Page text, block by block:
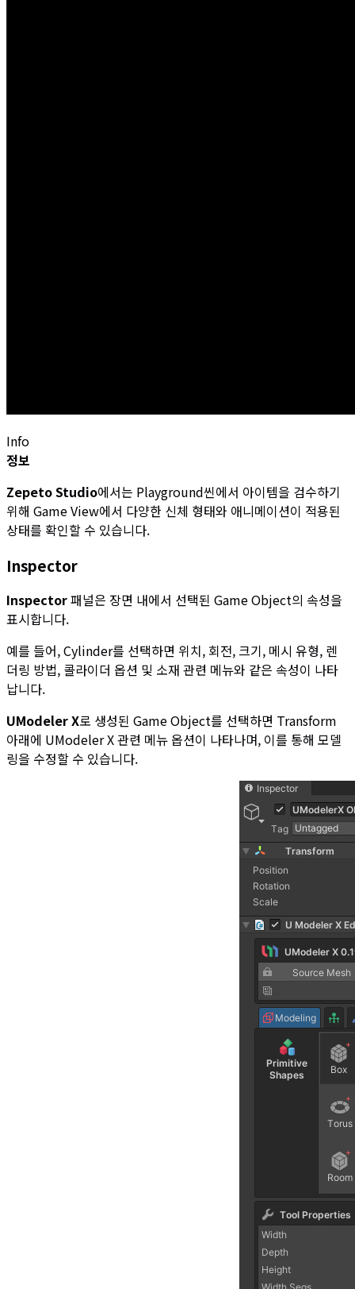
Info
정보
Zepeto Studio에서는 Playground씬에서 아이템을 검수하기
위해 Game View에서 다양한 신체 형태와 애니메이션이 적용된
상태를 확인할 수 있습니다.
Inspector
Inspector패널은 장면 내에서 선택된 Game Object의 속성을
표시합니다.
예를 들어, Cylinder를 선택하면 위치, 회전, 크기, 메시 유형, 렌
더링 방법, 콜라이더 옵션 및 소재 관련 메뉴와 같은 속성이 나타
납니다.
UModeler X로 생성된 Game Object를 선택하면 Transform
아래에 UModeler X 관련 메뉴 옵션이 나타나며, 이를 통해 모델
링을 수정할 수 있습니다.